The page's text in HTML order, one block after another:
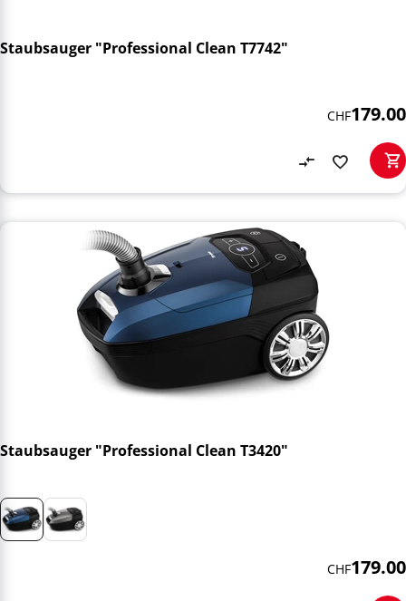
Staubsauger "Professional Clean T7742"
CHF179.00
Staubsauger "Professional Clean T3420"
CHF179.00